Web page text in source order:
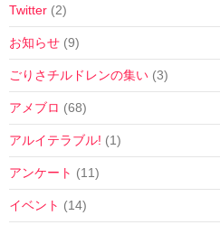
Twitter (2)
お知らせ (9)
ごりさチルドレンの集い (3)
アメブロ (68)
アルイテラブル! (1)
アンケート (11)
イベント (14)